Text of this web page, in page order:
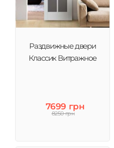
Раздвижные двери
Классик Витражное
7699 грн
8250 грн